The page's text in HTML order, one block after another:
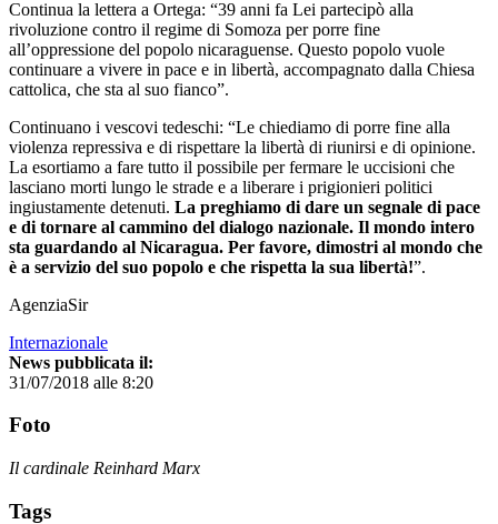
Continua la lettera a Ortega: “39 anni fa Lei partecipò alla
rivoluzione contro il regime di Somoza per porre fine
all’oppressione del popolo nicaraguense. Questo popolo vuole
continuare a vivere in pace e in libertà, accompagnato dalla Chiesa
cattolica, che sta al suo fianco”.
Continuano i vescovi tedeschi: “Le chiediamo di porre fine alla
violenza repressiva e di rispettare la libertà di riunirsi e di opinione.
La esortiamo a fare tutto il possibile per fermare le uccisioni che
lasciano morti lungo le strade e a liberare i prigionieri politici
ingiustamente detenuti. La preghiamo di dare un segnale di pace
e di tornare al cammino del dialogo nazionale. Il mondo intero
sta guardando al Nicaragua. Per favore, dimostri al mondo che
è a servizio del suo popolo e che rispetta la sua libertà!”.
AgenziaSir
Internazionale
News pubblicata il:
31/07/2018 alle 8:20
Foto
Il cardinale Reinhard Marx
Tags